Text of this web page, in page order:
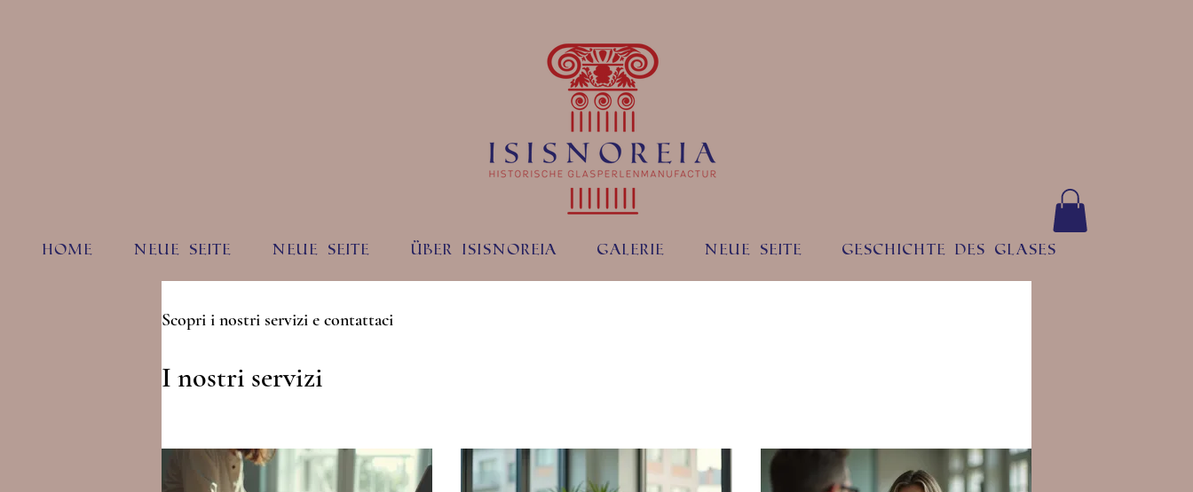
Home Neue Seite Neue Seite Über ISISNOREIA Galerie Neue Seite Geschichte des Glases
Scopri i nostri servizi e contattaci
I nostri servizi